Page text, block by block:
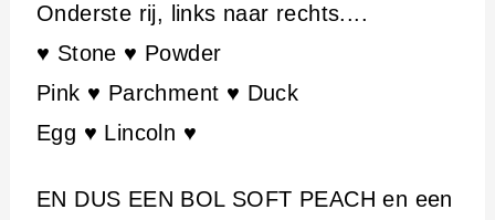
Onderste rij, links naar rechts....
♥ Stone ♥ Powder
Pink ♥ Parchment ♥ Duck
Egg ♥ Lincoln ♥
EN DUS EEN BOL SOFT PEACH en een